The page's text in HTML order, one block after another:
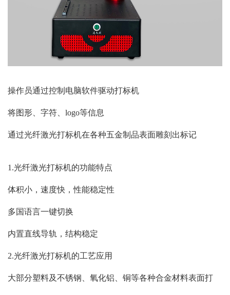
操作员通过控制电脑软件驱动打标机
将图形、字符、logo等信息
通过光纤激光打标机在各种五金制品表面雕刻出标记
1.光纤激光打标机的功能特点
体积小，速度快，性能稳定性
多国语言一键切换
内置直线导轨，结构稳定
2.光纤激光打标机的工艺应用
大部分塑料及不锈钢、氧化铝、铜等各种合金材料表面打